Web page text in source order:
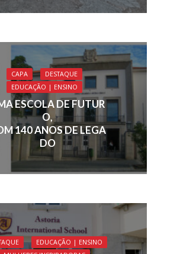
CAPA
DESTAQUE
EDUCAÇÃO | ENSINO
ESCOLA DE FUTUR
O,
140 ANOS DE LEGA
DO
EDUCAÇÃO | ENSINO